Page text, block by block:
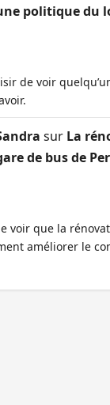
politique du
de voir
sur La
de bus de
voir que la
améliorer le